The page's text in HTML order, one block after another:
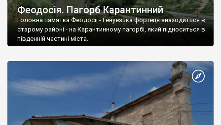
Феодосія. Пагорб Карантинний
Головна памятка Феодосії - Генуезька фортеця знаходиться в
старому районі - на Карантинному пагорбі, який підноситься в
південній частині міста.